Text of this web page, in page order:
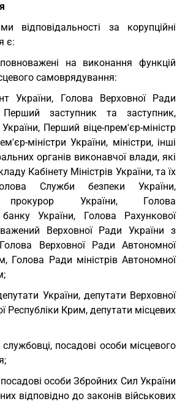
відповідальності за корупційні
є:
на виконання функцій
самоврядування:
України, Голова Верховної Ради
заступник та заступник,
Перший віце-прем'єр-міністр
міністри України, міністри, інші
органів виконавчої влади, які
Кабінету Міністрів України, та їх
Служби безпеки України,
прокурор України, Голова
банку України, Голова Рахункової
Верховної Ради України з
Верховної Ради Автономної
Голова Ради міністрів Автономної
України, депутати Верховної
Республіки Крим, депутати місцевих
посадові особи місцевого
посадові особи Збройних Сил України
відповідно до законів військових